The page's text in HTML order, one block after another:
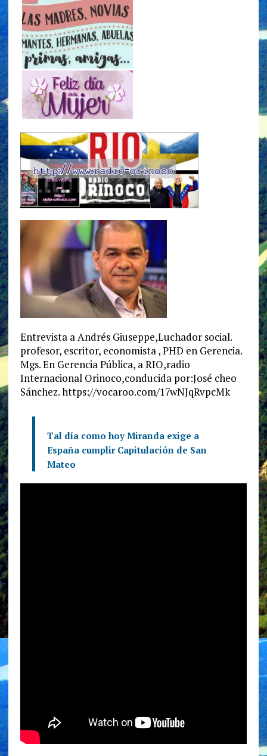
Entrevista a Andrés Giuseppe,Luchador social.
profesor, escritor, economista , PHD en Gerencia.
Mgs. En Gerencia Pública, a RIO,radio
Internacional Orinoco,conducida por:José cheo
Sánchez. https://vocaroo.com/17wNJqRvpcMk
Tal día como hoy Miranda exige a
España cumplir Capitulación de San
Mateo